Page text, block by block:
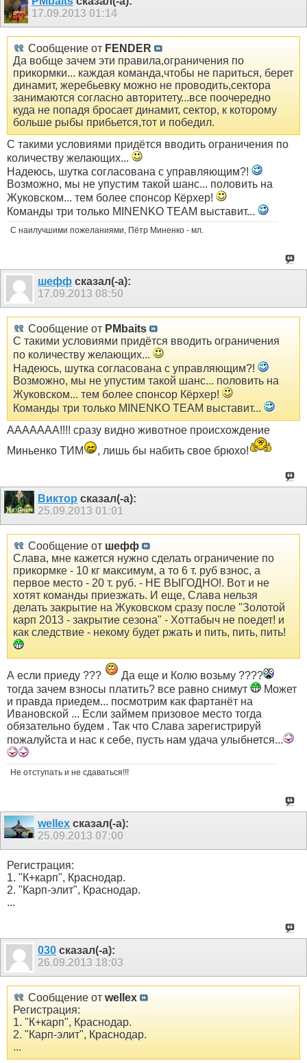
17.09.2013 01:14
Сообщение от FENDER
Да вобще зачем эти правила,ограничения по
прикормки... каждая команда,чтобы не париться, берет
динамит, жеребьевку можно не проводить,сектора
занимаются согласно авторитету...все поочередно
куда не попадя бросает динамит, сектор, к которому
больше рыбы прибьется,тот и победил.
С такими условиями придётся вводить ограничения по
количеству желающих...
Надеюсь, шутка согласована с управляющим?!
Возможно, мы не упустим такой шанс... половить на
Жуковском... тем более спонсор Кёрхер!
Команды три только MINENKO TEAM выставит...
С наилучшими пожеланиями, Пётр Миненко - мл.
шефф сказал(-а):
17.09.2013 08:50
Сообщение от PMbaits
С такими условиями придётся вводить ограничения
по количеству желающих...
Надеюсь, шутка согласована с управляющим?!
Возможно, мы не упустим такой шанс... половить на
Жуковском... тем более спонсор Кёрхер!
Команды три только MINENKO TEAM выставит...
ААААААА!!!! сразу видно животное происхождение
Миньенко ТИМ
, лишь бы набить свое брюхо!
Виктор сказал(-а):
25.09.2013 01:01
Сообщение от шефф
Слава, мне кажется нужно сделать ограничение по
прикормке - 10 кг максимум, а то 6 т. руб взнос, а
первое место - 20 т. руб. - НЕ ВЫГОДНО!. Вот и не
хотят команды приезжать. И еще, Слава нельзя
делать закрытие на Жуковском сразу после "Золотой
карп 2013 - закрытие сезона" - Хоттабыч не поедет! и
как следствие - некому будет ржать и пить, пить, пить!
А если приеду ???
Да еще и Колю возьму ????
тогда зачем взносы платить? все равно снимут
Может
и правда приедем... посмотрим как фартанёт на
Ивановской ... Если займем призовое место тогда
обязательно будем . Так что Слава зарегистрируй
пожалуйста и нас к себе, пусть нам удача улыбнется...
Не отступать и не сдаваться!!!
wellex сказал(-а):
25.09.2013 07:00
Регистрация:
1. "К+карп", Краснодар.
2. "Карп-элит", Краснодар.
...
030 сказал(-а):
26.09.2013 18:03
Сообщение от wellex
Регистрация:
1. "К+карп", Краснодар.
2. "Карп-элит", Краснодар.
...